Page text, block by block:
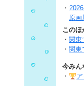
・
原画
このほ
・ 関東
・ 関東
今みん
・